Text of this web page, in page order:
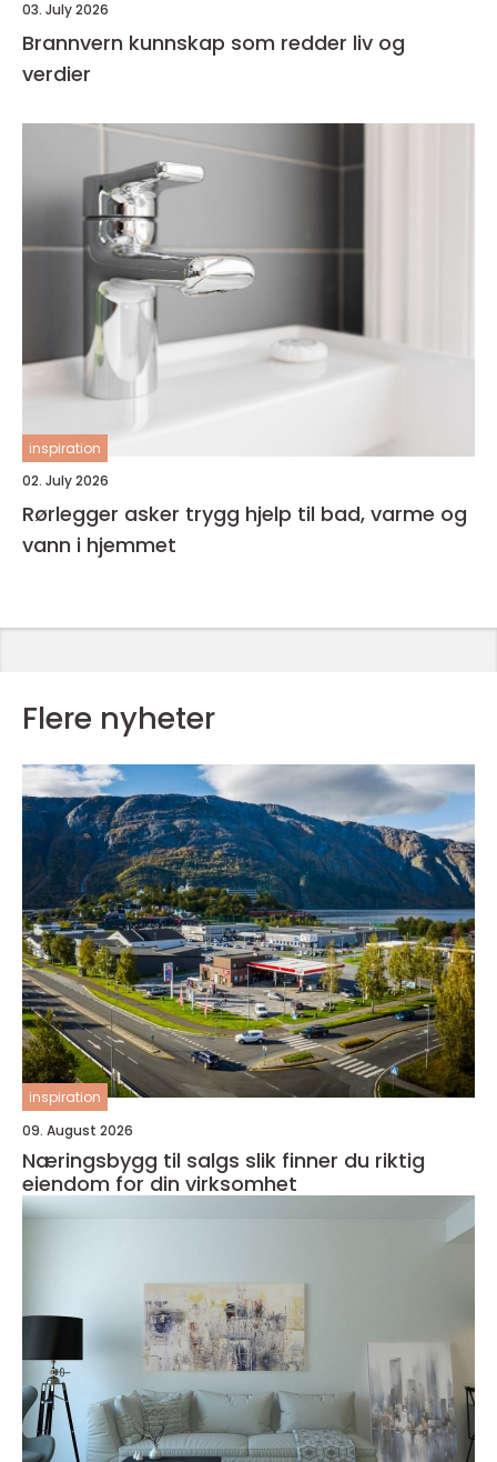
03. July 2026
Brannvern kunnskap som redder liv og
verdier
inspiration
02. July 2026
Rørlegger asker trygg hjelp til bad, varme og
vann i hjemmet
Flere nyheter
inspiration
09. August 2026
Næringsbygg til salgs slik finner du riktig
eiendom for din virksomhet